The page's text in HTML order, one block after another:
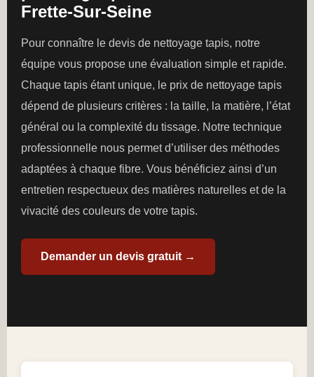
Frette-Sur-Seine
Pour connaître le devis de nettoyage tapis, notre
équipe vous propose une évaluation simple et rapide.
Chaque tapis étant unique, le prix de nettoyage tapis
dépend de plusieurs critères : la taille, la matière, l’état
général ou la complexité du tissage. Notre technique
professionnelle nous permet d’utiliser des méthodes
adaptées à chaque fibre. Vous bénéficiez ainsi d’un
entretien respectueux des matières naturelles et de la
vivacité des couleurs de votre tapis.
Demander un devis gratuit →